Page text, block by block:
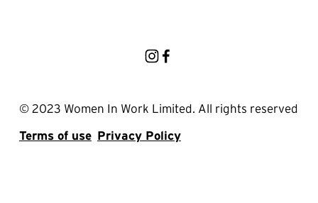
© 2023 Women In Work Limited. All rights reserved
Terms of use Privacy Policy